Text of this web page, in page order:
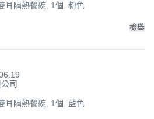
耳隔熱餐碗, 1個, 粉色
檢舉
司
耳隔熱餐碗, 1個, 藍色